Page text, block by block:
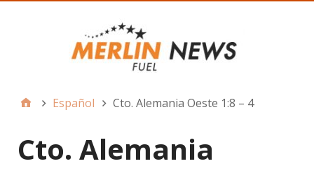
Español Cto. Alemania Oeste 1:8 – 4
Cto. Alemania